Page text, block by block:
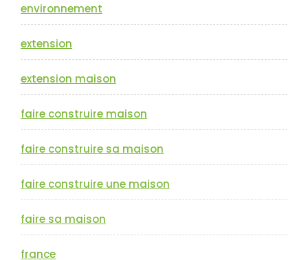
environnement
extension
extension maison
faire construire maison
faire construire sa maison
faire construire une maison
faire sa maison
france